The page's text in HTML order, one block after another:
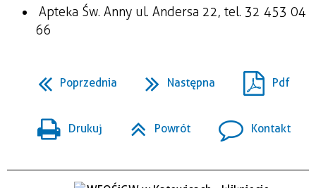
Apteka Św. Anny ul. Andersa 22, tel. 32 453 04
66
Poprzednia Następna Pdf
Drukuj Powrót Kontakt